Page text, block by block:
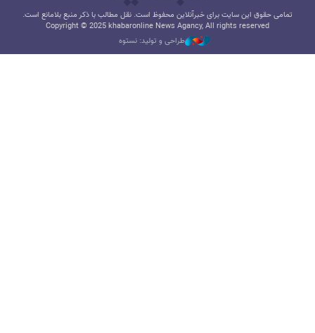
تمامی حقوق این سایت برای خبرآنلاین محفوظ است. نقل مطالب با ذکر منبع بلامانع است.
Copyright © 2025 khabaronline News Agancy, All rights reserved
طراحی و تولید: نستوه